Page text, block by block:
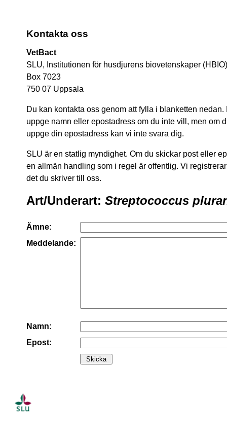
Kontakta oss
VetBact
SLU, Institutionen för husdjurens biovetenskaper (HBIO)
Box 7023
750 07 Uppsala
Du kan kontakta oss genom att fylla i blanketten
uppge namn eller epostadress om du inte vill, men om
uppge din epostadress kan vi inte svara dig.
SLU är en statlig myndighet. Om du skickar post eller
en allmän handling som i regel är offentlig. Vi
det du skriver till oss.
Art/Underart: Streptococcus
Ämne:
Meddelande:
Namn:
Epost: